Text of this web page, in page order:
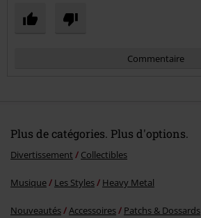
Commentaire
Plus de catégories. Plus d'options.
Divertissement Collectibles
Musique Les Styles Heavy Metal
Nouveautés Accessoires Patchs & Dossards